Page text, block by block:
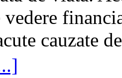
cauzate